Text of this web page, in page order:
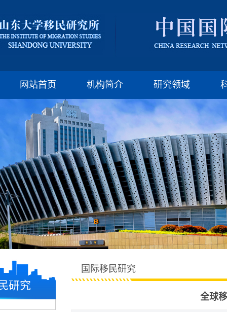
网站首页 机构简介 研究领域
研究
国际移民研究
全球
版权所有：山东
邮编:250100 电话